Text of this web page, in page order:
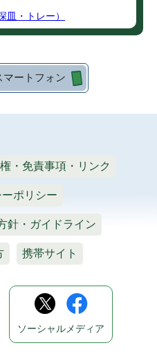
皿・トレー）
マートフォン
・免責事項・リンク
ポリシー
針・ガイドライン
携帯サイト
ソーシャルメディア